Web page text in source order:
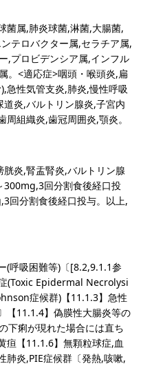
菌属,肺炎球菌,淋菌,大腸菌,
テロバクター属,セラチア属,
,プロビデンシア属,インフル
。<適応症>咽頭・喉頭炎,扁
急性気管支炎,肺炎,慢性呼吸
炎,バルトリン腺炎,子宮内
組織炎,歯冠周囲炎,顎炎。
炎,腎盂腎炎,バルトリン腺
300mg,3回分割食後経口投
回分割食後経口投与。以上,
(呼吸困難等)〔[8.2,9.1.1参
(Toxic Epidermal Necrolysi
症候群)【11.1.3】急性
【11.1.4】偽膜性大腸炎等の
下痢が現れた場合には直ち
疸【11.1.6】無顆粒球症,血
肺炎,PIE症候群〔発熱,咳嗽,